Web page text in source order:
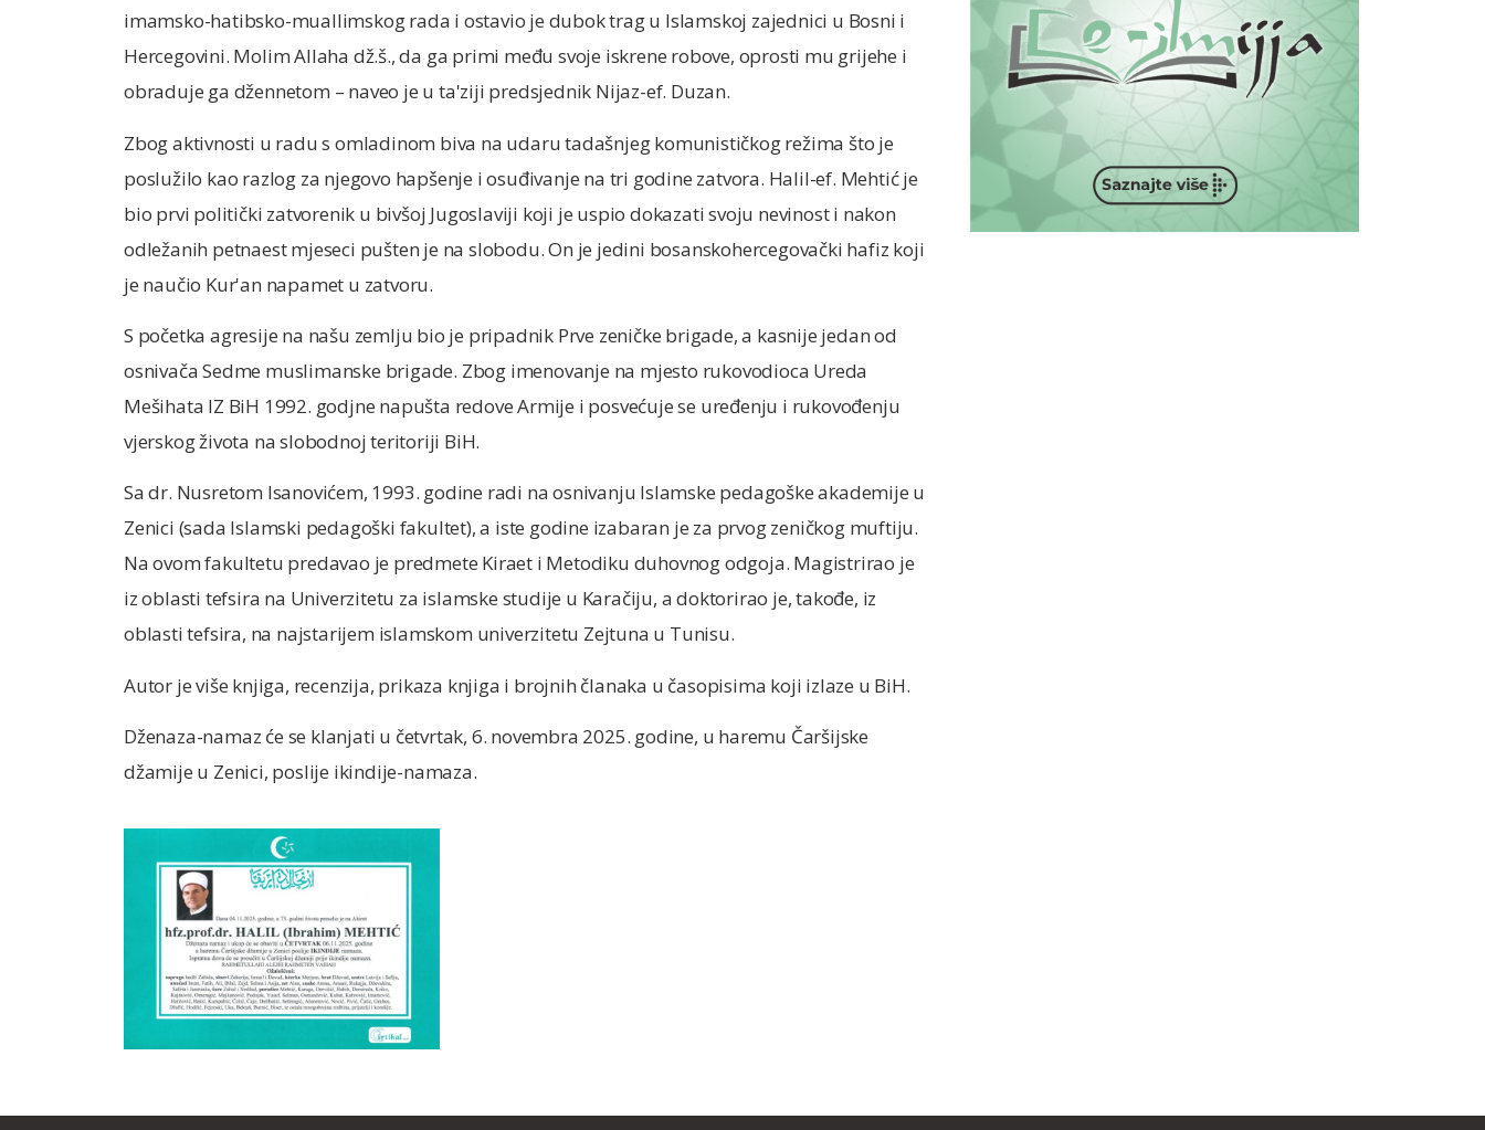
imamsko-hatibsko-muallimskog rada i ostavio je dubok trag u Islamskoj zajednici u Bosni i
Hercegovini. Molim Allaha dž.š., da ga primi među svoje iskrene robove, oprosti mu grijehe i
obraduje ga džennetom – naveo je u ta'ziji predsjednik Nijaz-ef. Duzan.
Zbog aktivnosti u radu s omladinom biva na udaru tadašnjeg komunističkog režima što je
poslužilo kao razlog za njegovo hapšenje i osuđivanje na tri godine zatvora. Halil-ef. Mehtić je
bio prvi politički zatvorenik u bivšoj Jugoslaviji koji je uspio dokazati svoju nevinost i nakon
odležanih petnaest mjeseci pušten je na slobodu. On je jedini bosanskohercegovački hafiz koji
je naučio Kur'an napamet u zatvoru.
S početka agresije na našu zemlju bio je pripadnik Prve zeničke brigade, a kasnije jedan od
osnivača Sedme muslimanske brigade. Zbog imenovanje na mjesto rukovodioca Ureda
Mešihata IZ BiH 1992. godjne napušta redove Armije i posvećuje se uređenju i rukovođenju
vjerskog života na slobodnoj teritoriji BiH.
Sa dr. Nusretom Isanovićem, 1993. godine radi na osnivanju Islamske pedagoške akademije u
Zenici (sada Islamski pedagoški fakultet), a iste godine izabaran je za prvog zeničkog muftiju.
Na ovom fakultetu predavao je predmete Kiraet i Metodiku duhovnog odgoja. Magistrirao je
iz oblasti tefsira na Univerzitetu za islamske studije u Karačiju, a doktorirao je, takođe, iz
oblasti tefsira, na najstarijem islamskom univerzitetu Zejtuna u Tunisu.
Autor je više knjiga, recenzija, prikaza knjiga i brojnih članaka u časopisima koji izlaze u BiH.
Dženaza-namaz će se klanjati u četvrtak, 6. novembra 2025. godine, u haremu Čaršijske
džamije u Zenici, poslije ikindije-namaza.